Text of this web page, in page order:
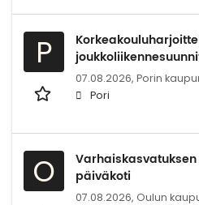
P
07.08.2026, Porin
Pori
O
päiväkoti
07.08.2026, Oulun